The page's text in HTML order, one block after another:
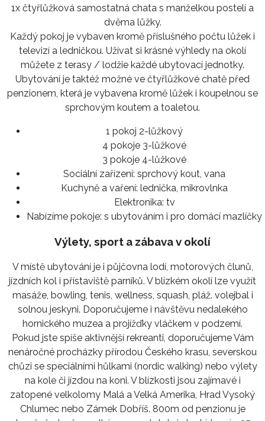
1x čtyřlůžková samostatná chata s manželkou postelí a
dvěma lůžky.
Každý pokoj je vybaven kromě příslušného počtu lůžek i
televizí a ledničkou. Užívat si krásné výhledy na okolí
můžete z terasy / lodžie každé ubytovací jednotky.
Ubytování je taktéž možné ve čtyřlůžkové chatě před
penzionem, která je vybavena kromě lůžek i koupelnou se
sprchovým koutem a toaletou.
1 pokoj 2-lůžkový
4 pokoje 3-lůžkové
3 pokoje 4-lůžkové
Sociální zařízení: sprchový kout, vana
Kuchyně a vaření: lednička, mikrovlnka
Elektronika: tv
Nabízíme pokoje: s ubytováním i pro domácí mazlíčky
Výlety, sport a zábava v okolí
V místě ubytování je i půjčovna lodí, motorových člunů,
jízdních kol i přístaviště parníků. V blízkém okolí lze využít
masáže, bowling, tenis, wellness, squash, pláž. volejbal i
solnou jeskyni. Doporučujeme i návštěvu nedalekého
hornického muzea a projížďky vláčkem v podzemí.
Pokud jste spíše aktivnější rekreanti, doporučujeme Vám
nenáročné procházky přírodou Českého krasu, severskou
chůzi se speciálními hůlkami (nordic walking) nebo výlety
na kole či jízdou na koni. V blízkosti jsou zajímavé i
zatopené velkolomy Malá a Velká Amerika, Hrad Vysoký
Chlumec nebo Zámek Dobříš. 800m od penzionu je